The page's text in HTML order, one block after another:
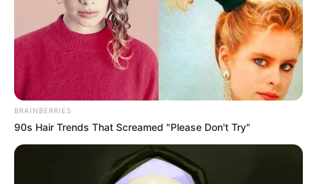
BRAINBERRIES
90s Hair Trends That Screamed "Please Don't Try"